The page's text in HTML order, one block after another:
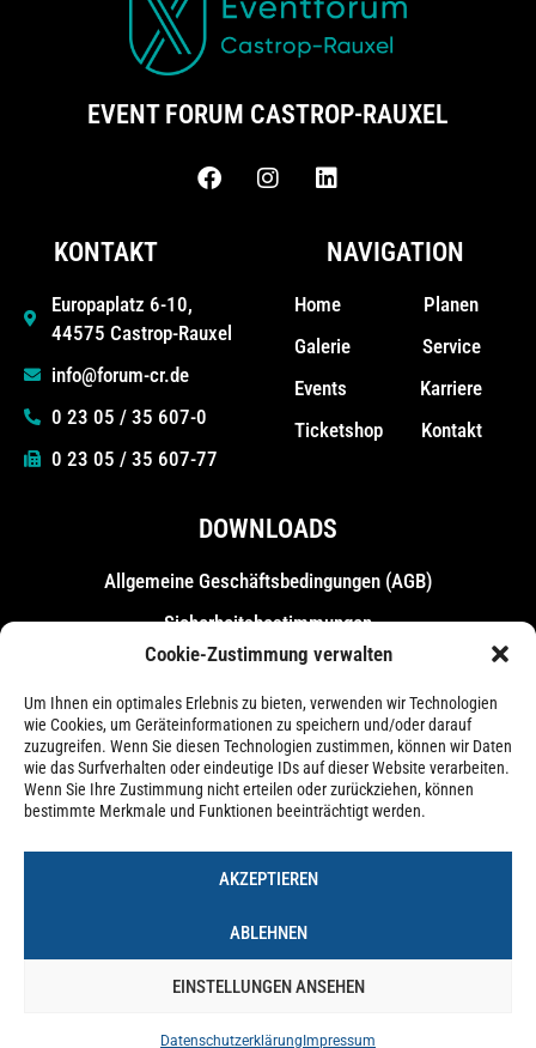
Cookie-Zustimmung verwalten
Um Ihnen ein optimales Erlebnis zu bieten, verwenden wir Technologien
wie Cookies, um Geräteinformationen zu speichern und/oder darauf
zuzugreifen. Wenn Sie diesen Technologien zustimmen, können wir Daten
wie das Surfverhalten oder eindeutige IDs auf dieser Website verarbeiten.
Wenn Sie Ihre Zustimmung nicht erteilen oder zurückziehen, können
bestimmte Merkmale und Funktionen beeinträchtigt werden.
AKZEPTIEREN
ABLEHNEN
EINSTELLUNGEN ANSEHEN
Datenschutzerklärung Impressum
EVENT FORUM CASTROP-RAUXEL
KONTAKT
Europaplatz 6-10,
44575 Castrop-Rauxel
info@forum-cr.de
0 23 05 / 35 607-0
0 23 05 / 35 607-77
NAVIGATION
Home
Galerie
Events
Ticketshop
Planen
Service
Karriere
Kontakt
DOWNLOADS
Allgemeine Geschäfts­bedingungen (AGB)
Sicherheitsbestimmungen
Messebestimmungen
© 2026 – Forum Castrop-Rauxel Betriebs-GmbH